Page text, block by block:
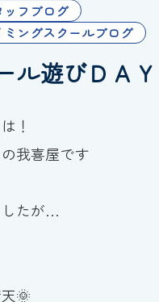
ッフブログ
ミングスクールブログ
ル遊びＤＡＹ
！
我喜屋です
したが…
🌞